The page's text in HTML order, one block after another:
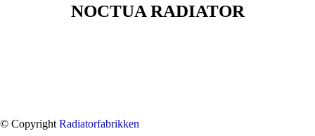
NOCTUA RADIATOR
© Copyright Radiatorfabrikken